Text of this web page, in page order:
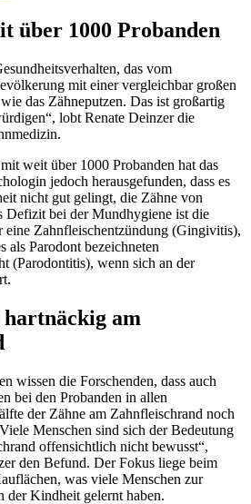
über 1000 Probanden
das vom
mit einer vergleichbar großen
das Zähneputzen. Das ist großartig
lobt Renate Deinzer die
weit über 1000 Probanden hat das
jedoch herausgefunden, dass es
nicht gut gelingt, die Zähne von
Defizit bei der Mundhygiene ist die
eine Zahnfleischentzündung (Gingivitis),
als Parodont bezeichneten
(Parodontitis), wenn sich an der
am
wissen die Forschenden, dass auch
bei den Probanden in allen
der Zähne am Zahnfleischrand noch
Menschen sind sich der Bedeutung
offensichtlich nicht bewusst“,
den Befund. Der Fokus liege beim
was viele Menschen zur
der Kindheit gelernt haben.